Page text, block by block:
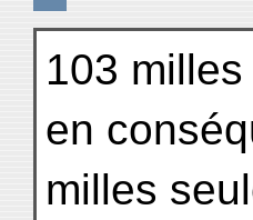
103
en
milles